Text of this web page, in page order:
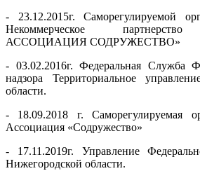
- 23.12.2015г. Саморегулируемой
Некоммерческое
АССОЦИАЦИЯ СОДРУЖЕСТВО»
- 03.02.2016г. Федеральная Служба
надзора Территориальное
области.
- 18.09.2018 г. Саморегулируемая
Ассоциация «Содружество»
- 17.11.2019г. Управление
Нижегородской области.